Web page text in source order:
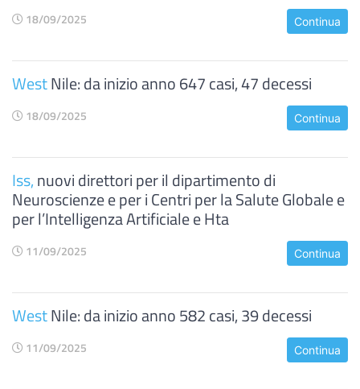
18/09/2025 Continua
WestNile: da inizio anno 647 casi, 47 decessi
18/09/2025 Continua
Iss,nuovi direttori per il dipartimento di
Neuroscienze e per i Centri per la Salute Globale e
per l’Intelligenza Artificiale e Hta
11/09/2025 Continua
WestNile: da inizio anno 582 casi, 39 decessi
11/09/2025 Continua